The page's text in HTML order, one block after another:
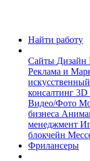
Найти работу
Сайты Дизайн
Реклама и
консалтинг 3D
Видео/Фото
бизнеса
менеджмент
блокчейн
Фрилансеры